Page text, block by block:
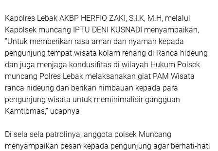
Kapolres Lebak AKBP HERFIO ZAKI, S.I.K, M.H, melalui
Kapolsek muncang IPTU DENI KUSNADI menyampaikan,
”Untuk memberikan rasa aman dan nyaman kepada
pengunjung tempat wisata kolam renang di Ranca hideung
dan juga menjaga kondusifitas di wilayah Hukum Polsek
muncang Polres Lebak melaksanakan giat PAM Wisata
ranca hideung dan berikan himbauan kepada para
pengunjung wisata untuk meminimalisir gangguan
Kamtibmas,” ucapnya
Di sela sela patrolinya, anggota polsek Muncang
menyampaikan pesan kepada pengunjung agar berhati-hati